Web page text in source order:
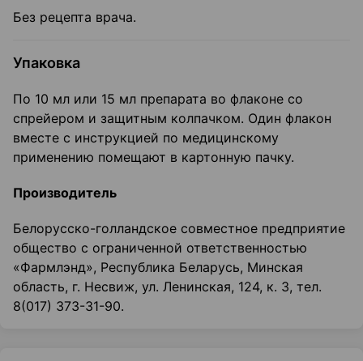
Без рецепта врача.
Упаковка
По 10 мл или 15 мл препарата во флаконе со
спрейером и защитным колпачком. Один флакон
вместе с инструкцией по медицинскому
применению помещают в картонную пачку.
Производитель
Белорусско-голландское совместное предприятие
общество с ограниченной ответственностью
«Фармлэнд», Республика Беларусь, Минская
область, г. Несвиж, ул. Ленинская, 124, к. 3, тел.
8(017) 373-31-90.